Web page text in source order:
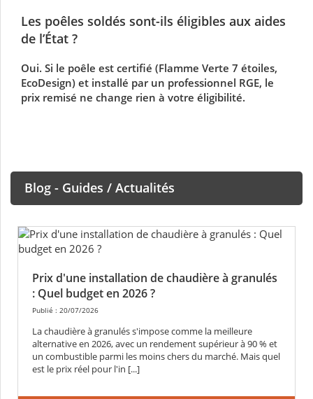
Les poêles soldés sont-ils éligibles aux aides
de l’État ?
Oui. Si le poêle est certifié (Flamme Verte 7 étoiles,
EcoDesign) et installé par un professionnel RGE, le
prix remisé ne change rien à votre éligibilité.
Blog - Guides / Actualités
Prix d'une installation de chaudière à granulés
: Quel budget en 2026 ?
Publié : 20/07/2026
La chaudière à granulés s'impose comme la meilleure
alternative en 2026, avec un rendement supérieur à 90 % et
un combustible parmi les moins chers du marché. Mais quel
est le prix réel pour l'in [...]